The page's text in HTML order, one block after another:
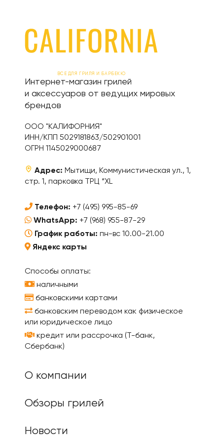
ВСЕ ДЛЯ ГРИЛЯ И БАРБЕКЮ
Интернет-магазин грилей
и аксессуаров от ведущих мировых
брендов
ООО "КАЛИФОРНИЯ"
ИНН/КПП 5029181863/502901001
ОГРН 1145029000687
Адрес: Мытищи, Коммунистическая ул., 1,
стр. 1, парковка ТРЦ “XL
Телефон: +7 (495) 995-85-69
WhatsApp: +7 (968) 955-87-29
График работы: пн-вс 10.00-21.00
Яндекс карты
Способы оплаты:
наличными
банковскими картами
банковским переводом как физическое
или юридическое лицо
кредит или рассрочка (Т-банк,
Сбербанк)
О компании
Обзоры грилей
Новости